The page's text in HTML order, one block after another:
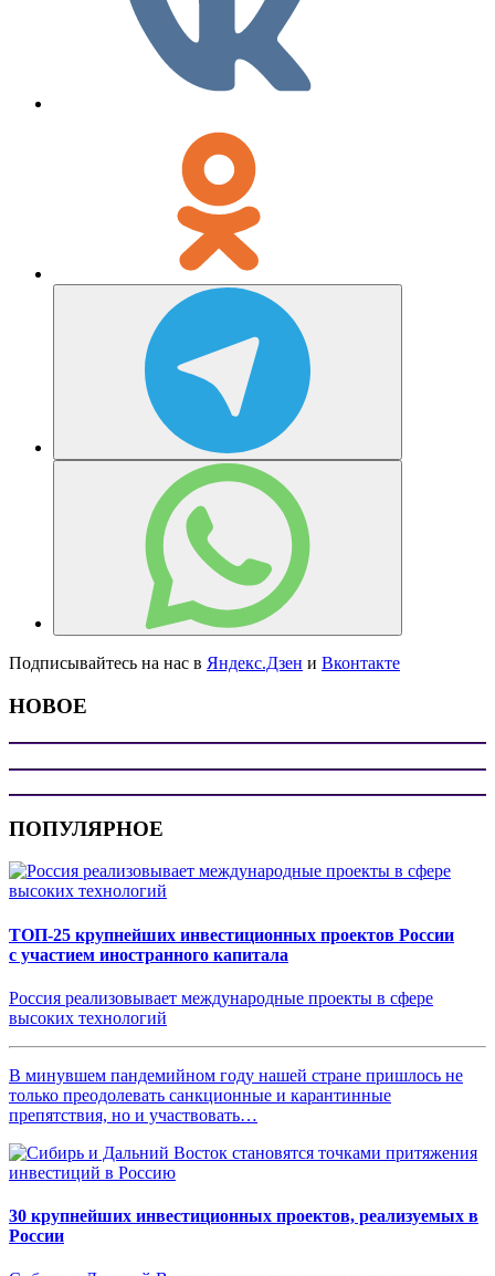
Подписывайтесь на нас в Яндекс.Дзен и Вконтакте
НОВОЕ
ПОПУЛЯРНОЕ
ТОП-25 крупнейших инвестиционных проектов России
с участием иностранного капитала
Россия реализовывает международные проекты в сфере
высоких технологий
В минувшем пандемийном году нашей стране пришлось не
только преодолевать санкционные и карантинные
препятствия, но и участвовать…
30 крупнейших инвестиционных проектов, реализуемых в
России